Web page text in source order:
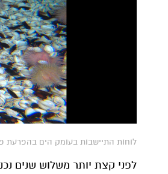
לוחות התיישבות בעומק הים בהפרעת
לפני קצת יותר משלוש שנים